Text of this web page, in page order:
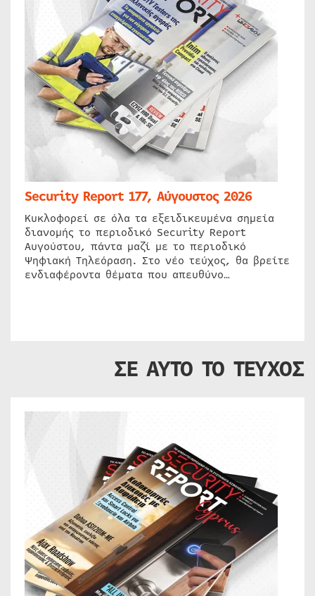
Security Report 177, Αύγουστος 2026
Κυκλοφορεί σε όλα τα εξειδικευμένα σημεία
διανομής το περιοδικό Security Report
Αυγούστου, πάντα μαζί με το περιοδικό
Ψηφιακή Τηλεόραση. Στο νέο τεύχος, θα βρείτε
ενδιαφέροντα θέματα που απευθύνο…
ΣΕ ΑΥΤΟ ΤΟ ΤΕΥΧΟΣ